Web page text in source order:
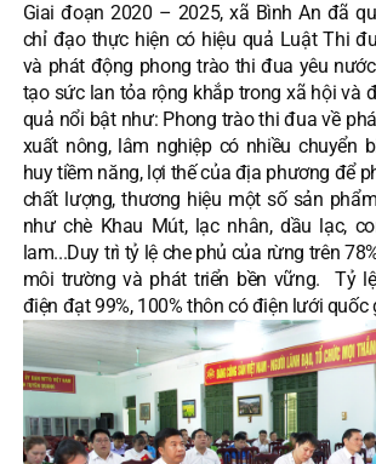
Giai đoạn 2020 – 2025, xã Bình An đã
chỉ đạo thực hiện có hiệu quả Luật Thi
và phát động phong trào thi đua yêu
tạo sức lan tỏa rộng khắp trong xã hội và
quả nổi bật như: Phong trào thi đua về
xuất nông, lâm nghiệp có nhiều chuyển
huy tiềm năng, lợi thế của địa phương để
chất lượng, thương hiệu một số sản
như chè Khau Mút, lạc nhân, dầu lạc,
lam...Duy trì tỷ lệ che phủ của rừng trên
môi trường và phát triển bền vững. Tỷ
điện đạt 99%, 100% thôn có điện lưới quốc